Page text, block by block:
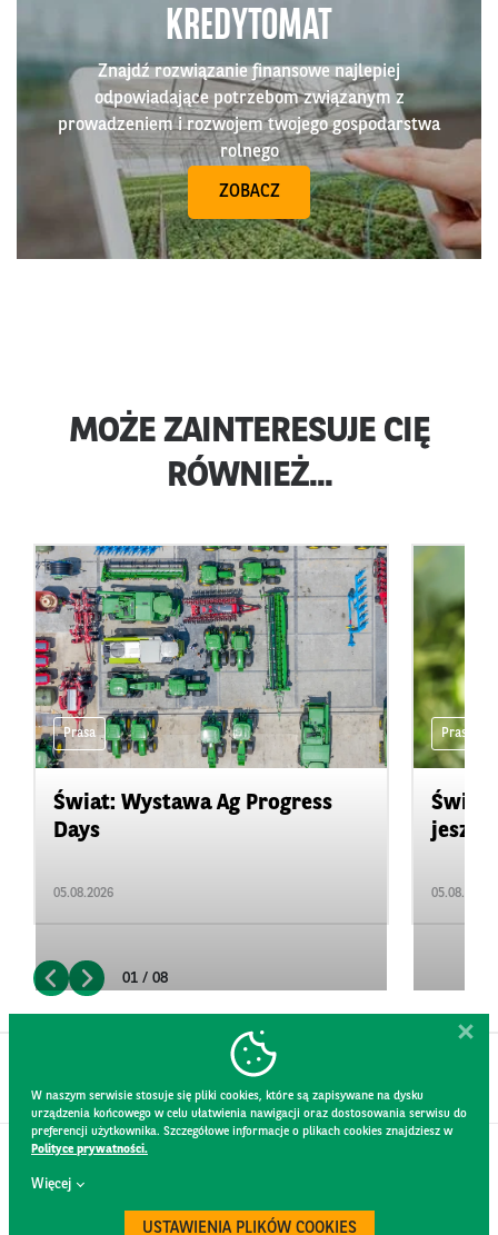
KREDYTOMAT
Znajdź rozwiązanie finansowe najlepiej
odpowiadające potrzebom związanym z
prowadzeniem i rozwojem twojego gospodarstwa
rolnego
ZOBACZ
MOŻE ZAINTERESUJE CIĘ
RÓWNIEŻ...
Prasa
Świat: Wystawa Ag Progress
Days
05.08.2026
Prasa
Świat:
05.08.2026
01 / 08
W naszym serwisie stosuje się pliki cookies, które są zapisywane na dysku
urządzenia końcowego w celu ułatwienia nawigacji oraz dostosowania serwisu do
preferencji użytkownika. Szczegółowe informacje o plikach cookies znajdziesz w
Polityce prywatności.
Więcej
USTAWIENIA PLIKÓW COOKIES
KONTAKT
REGULAMIN STRONY
POLITYKA PRYWATNOŚCI